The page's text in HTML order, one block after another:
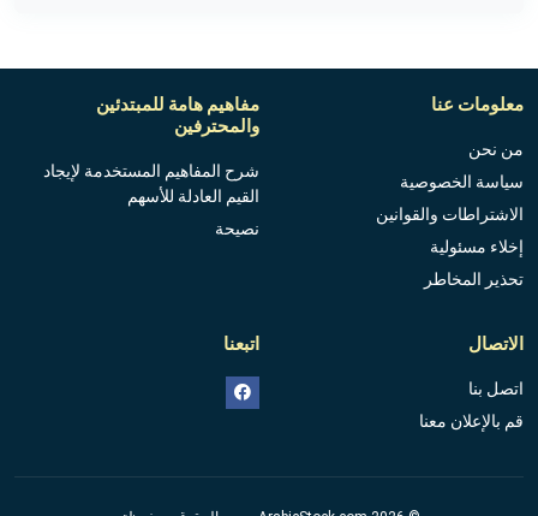
معلومات عنا
من نحن
سياسة الخصوصية
الاشتراطات والقوانين
إخلاء مسئولية
تحذير المخاطر
مفاهيم هامة للمبتدئين
والمحترفين
شرح المفاهيم المستخدمة لإيجاد
القيم العادلة للأسهم
نصيحة
الاتصال
اتصل بنا
قم بالإعلان معنا
اتبعنا